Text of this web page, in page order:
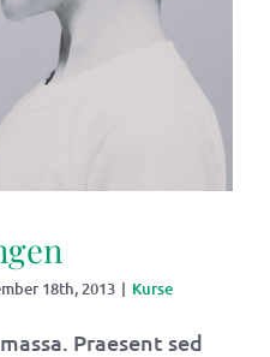
18th, 2013 | Kurse
Praesent sed